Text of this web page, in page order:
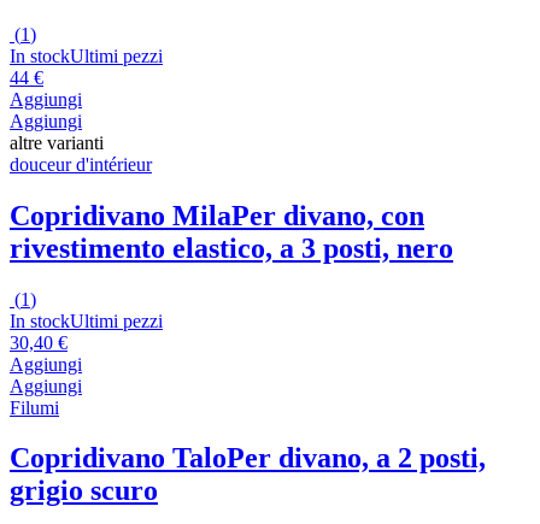
(1)
In stockUltimi pezzi
44 €
Aggiungi
Aggiungi
altre varianti
douceur d'intérieur
Copridivano MilaPer divano, con
rivestimento elastico, a 3 posti, nero
(1)
In stockUltimi pezzi
30,40 €
Aggiungi
Aggiungi
Filumi
Copridivano TaloPer divano, a 2 posti,
grigio scuro